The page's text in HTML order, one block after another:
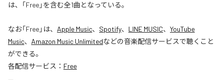
は、「Free」を含む全1曲となっている。
なお「Free」は、 Apple Music、 Spotify、 LINE MUSIC、 YouTube
Music、 Amazon Music Unlimitedなどの音楽配信サービスで聴くこと
ができる。
各配信サービス： Free